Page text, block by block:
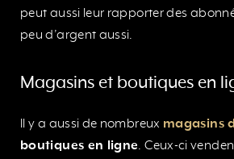
peut aussi leur rapporter des
peu d’argent aussi.
Magasins et boutiques en
Il y a aussi de nombreux magasins
boutiques en ligne. Ceux-ci